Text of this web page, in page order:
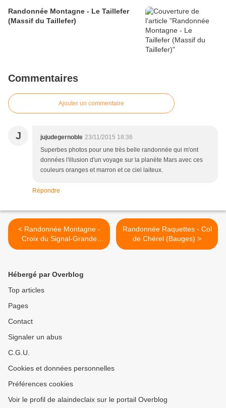
Randonnée Montagne - Le Taillefer
(Massif du Taillefer)
Commentaires
Ajouter un commentaire
J jujudegernoble 23/11/2015 18:36
Superbes photos pour une très belle randonnée qui m'ont
données l'illusion d'un voyage sur la planète Mars avec ces
couleurs oranges et marron et ce ciel laiteux.
Répondre
< Randonnée Montagne -
Croix du Signal-Grande
Boucle de Chateau-Richard
Randonnée Raquettes - Col
de Chérel (Bauges) >
Hébergé par Overblog
Top articles
Pages
Contact
Signaler un abus
C.G.U.
Cookies et données personnelles
Préférences cookies
Voir le profil de alaindeclaix sur le portail Overblog